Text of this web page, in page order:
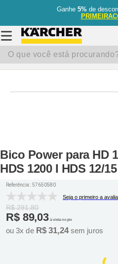
Ganhe 5%de
O que você está procurando?
Bico Power para HD
HDS 1200 I HDS 12/15
Referência::57650580
Seja o primeiro a
R$ 291,80
R$ 89,03 à vista no pix
ou3x de R$ 31,24sem juros